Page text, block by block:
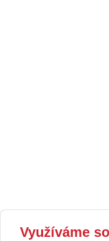
Využíváme